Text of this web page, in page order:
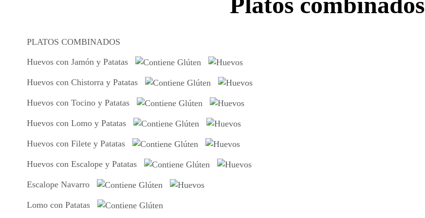
PLATOS COMBINADOS
Huevos con Jamón y Patatas
Huevos con Chistorra y Patatas
Huevos con Tocino y Patatas
Huevos con Lomo y Patatas
Huevos con Filete y Patatas
Huevos con Escalope y Patatas
Escalope Navarro
Lomo con Patatas